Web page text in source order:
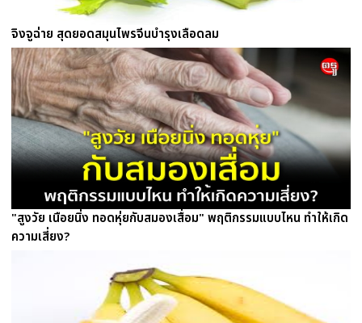
จิงจูฉ่าย สุดยอดสมุนไพรจีนบำรุงเลือดลม
"สูงวัย เนือยนิ่ง ทอดหุ่ยกับสมองเสื่อม" พฤติกรรมแบบไหน ทำให้เกิด
ความเสี่ยง?